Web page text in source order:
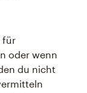
für
oder wenn
du nicht